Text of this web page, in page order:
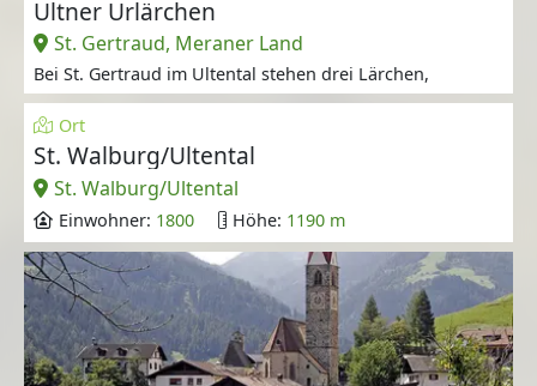
Ultner Urlärchen
St. Gertraud, Meraner Land
Bei St. Gertraud im Ultental stehen drei Lärchen,
Ort
St. Walburg/Ultental
St. Walburg/Ultental
Einwohner: 1800 Höhe: 1190 m